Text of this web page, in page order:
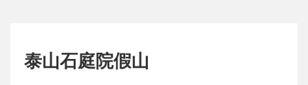
泰山石庭院假山